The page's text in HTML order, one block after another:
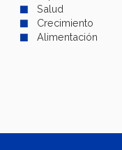
Salud
Crecimiento
Alimentación